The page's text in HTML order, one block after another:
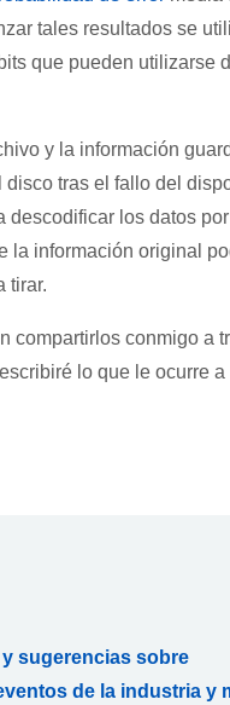
tales resultados se
que pueden utilizarse
y la información
tras el fallo del
los datos
la información original
tirar.
compartirlos conmigo a
lo que le ocurre
sugerencias sobre
de la industria y